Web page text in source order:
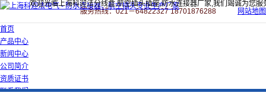
欢迎光临上海科迎法分线盒,航空插头插座,防水连接器厂家,我们竭诚为您服
服务热线：021－64822327 18701876288
网站地图
首页
产品中心
新闻中心
公司简介
资质证书
联系我们